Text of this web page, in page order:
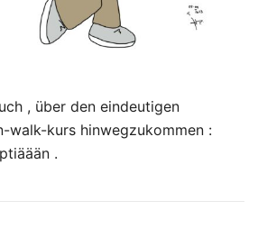
, über den eindeutigen
walk-kurs hinwegzukommen :
.